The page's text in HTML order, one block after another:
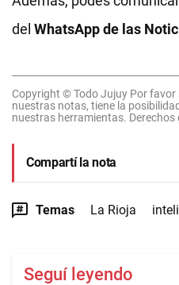
del WhatsApp de las
Copyright © Todo Jujuy Por favor
nuestras notas, tiene la
nuestras herramientas. Derechos
Compartí la nota
Temas La Rioja
Seguí leyendo